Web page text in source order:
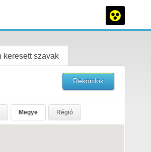
keresett szavak
Rekordok
Megye Régió